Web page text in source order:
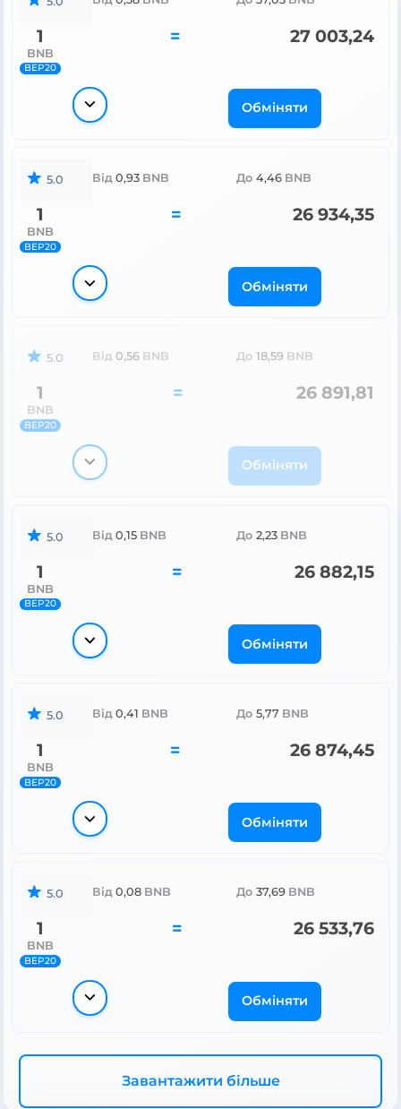
1
BNB
BEP20
= 27 003,24
Обміняти
5.0 Від 0,93 BNB До 4,46 BNB
1
BNB
BEP20
= 26 934,35
Обміняти
5.0 Від 0,56 BNB До 18,59 BNB
1
BNB
BEP20
= 26 891,81
Обміняти
5.0 Від 0,15 BNB До 2,23 BNB
1
BNB
BEP20
= 26 882,15
Обміняти
5.0 Від 0,41 BNB До 5,77 BNB
1
BNB
BEP20
= 26 874,45
Обміняти
5.0 Від 0,08 BNB До 37,69 BNB
1
BNB
BEP20
= 26 533,76
Обміняти
Завантажити більше